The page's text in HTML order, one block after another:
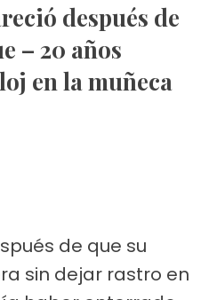
después de
– 20 años
en la muñeca
de que su
sin dejar rastro en